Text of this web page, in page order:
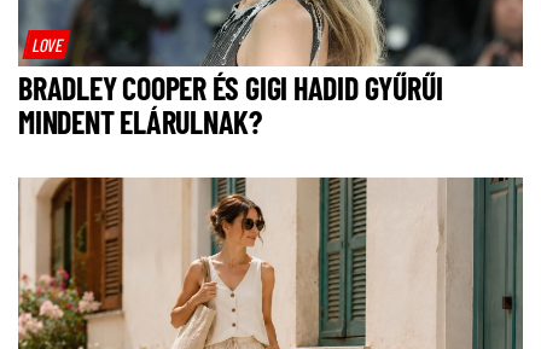
LOVE
BRADLEY COOPER ÉS GIGI HADID GYŰRŰI
MINDENT ELÁRULNAK?